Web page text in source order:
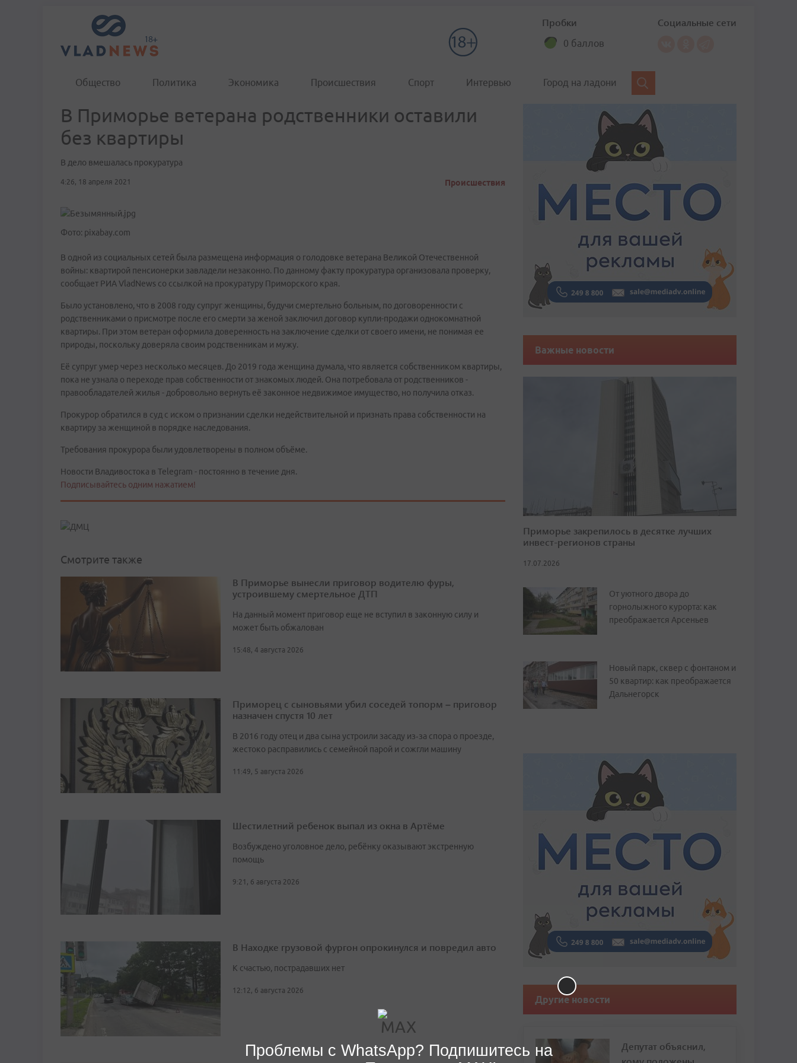
Пробки
0 баллов
Социальные сети
Общество Политика Экономика Происшествия Спорт Интервью Город на ладони
В Приморье ветерана родственники оставили
без квартиры
В дело вмешалась прокуратура
4:26, 18 апреля 2021 Происшествия
Фото: pixabay.com
В одной из социальных сетей была размещена информация о голодовке ветерана Великой Отечественной
войны: квартирой пенсионерки завладели незаконно. По данному факту прокуратура организовала проверку,
сообщает РИА VladNews со ссылкой на прокуратуру Приморского края.
Было установлено, что в 2008 году супруг женщины, будучи смертельно больным, по договоренности с
родственниками о присмотре после его смерти за женой заключил договор купли-продажи однокомнатной
квартиры. При этом ветеран оформила доверенность на заключение сделки от своего имени, не понимая ее
природы, поскольку доверяла своим родственникам и мужу.
Её супруг умер через несколько месяцев. До 2019 года женщина думала, что является собственником квартиры,
пока не узнала о переходе прав собственности от знакомых людей. Она потребовала от родственников -
правообладателей жилья - добровольно вернуть её законное недвижимое имущество, но получила отказ.
Прокурор обратился в суд с иском о признании сделки недействительной и признать права собственности на
квартиру за женщиной в порядке наследования.
Требования прокурора были удовлетворены в полном объёме.
Новости Владивостока в Telegram - постоянно в течение дня.
Подписывайтесь одним нажатием!
Смотрите также
В Приморье вынесли приговор водителю фуры,
устроившему смертельное ДТП
На данный момент приговор еще не вступил в законную силу и
может быть обжалован
15:48, 4 августа 2026
Приморец с сыновьями убил соседей топорм – приговор
назначен спустя 10 лет
В 2016 году отец и два сына устроили засаду из‑за спора о проезде,
жестоко расправились с семейной парой и сожгли машину
11:49, 5 августа 2026
Шестилетний ребенок выпал из окна в Артёме
Возбуждено уголовное дело, ребёнку оказывают экстренную
помощь
9:21, 6 августа 2026
В Находке грузовой фургон опрокинулся и повредил авто
К счастью, пострадавших нет
12:12, 6 августа 2026
Важные новости
Приморье закрепилось в десятке лучших
инвест-регионов страны
17.07.2026
От уютного двора до
горнолыжного курорта: как
преображается Арсеньев
Новый парк, сквер с фонтаном и
50 квартир: как преображается
Дальнегорск
Другие новости
Депутат объяснил,
Проблемы с WhatsApp? Подпишитесь на